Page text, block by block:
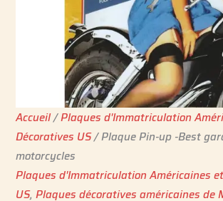
Accueil/Plaques d'Immatriculation
Décoratives US/ Plaque Pin-up -Best
motorcycles
Plaques d'Immatriculation Américaines
US,Plaques décoratives américaines de